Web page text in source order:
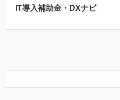
IT導入補助金・DXナビ